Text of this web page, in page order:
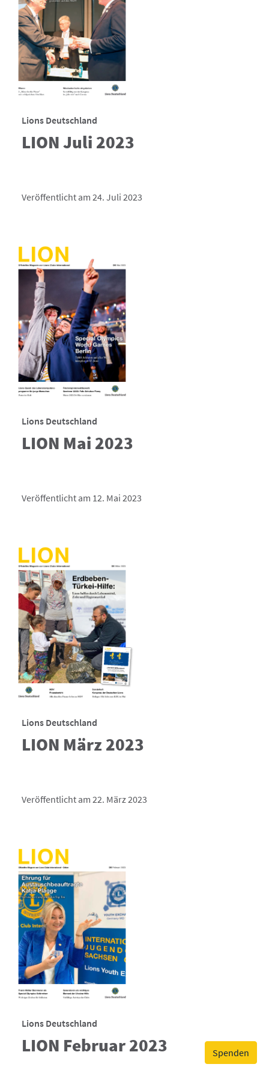
Spenden
Lions Deutschland
LION Juli 2023
Veröffentlicht am 24. Juli 2023
Lions Deutschland
LION Mai 2023
Veröffentlicht am 12. Mai 2023
Lions Deutschland
LION März 2023
Veröffentlicht am 22. März 2023
Lions Deutschland
LION Februar 2023